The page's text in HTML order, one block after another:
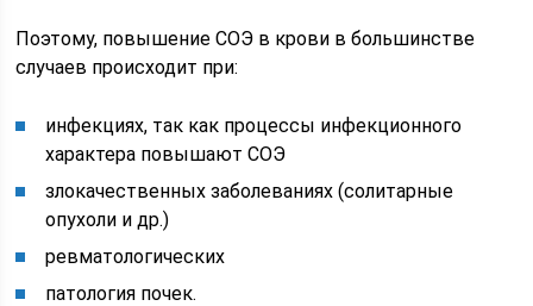
Поэтому, повышение СОЭ в крови в большинстве
случаев происходит при:
инфекциях, так как процессы инфекционного
характера повышают СОЭ
злокачественных заболеваниях (солитарные
опухоли и др.)
ревматологических
патология почек.